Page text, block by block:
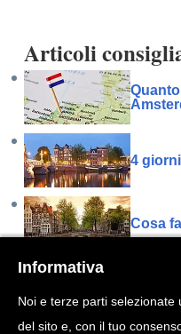
Articoli
4
Cosa
Informativa
Noi e terze parti selezionate
del sito e, con il tuo